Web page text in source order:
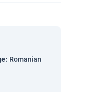
: Romanian